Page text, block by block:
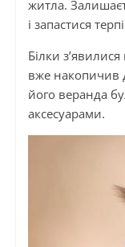
житла.
і запастися
Білки
вже накопичив
його веранда
аксесуарами.